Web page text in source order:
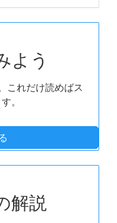
よう
これだけ読めばス
。
解説